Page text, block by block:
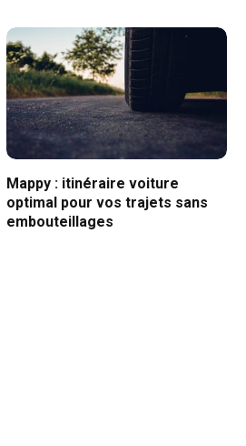
Mappy : itinéraire voiture
optimal pour vos trajets sans
embouteillages